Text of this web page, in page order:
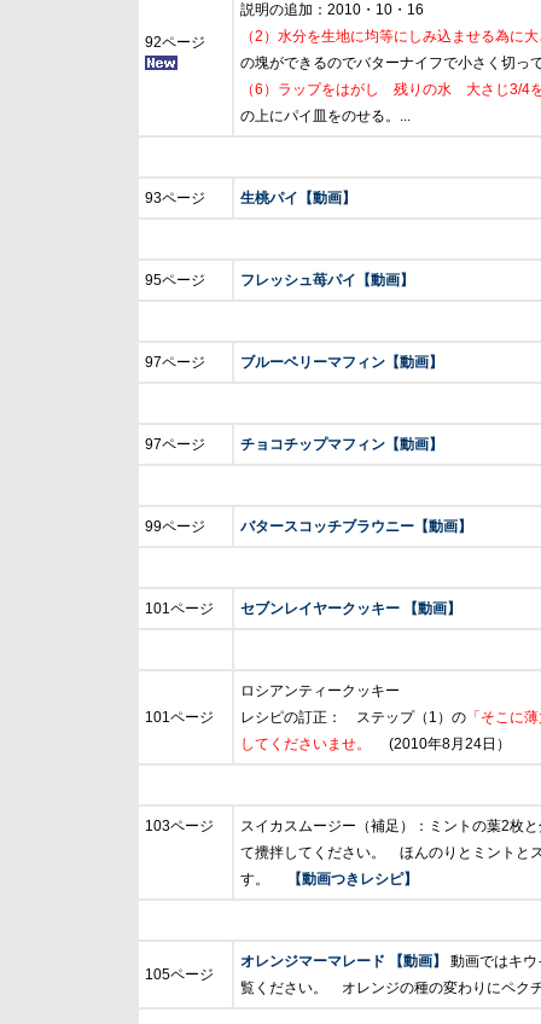
92ページ
説明の追加：2010・10・16
（2）水分を生地に均等にしみ込ませる為に
の塊ができるのでバターナイフで小さく切っ
（6）ラップをはがし 残りの水 大さじ3/4
の上にパイ皿をのせる。...
93ページ 生桃パイ【動画】
95ページ フレッシュ苺パイ【動画】
97ページ ブルーベリーマフィン【動画】
97ページ チョコチップマフィン【動画】
99ページ バタースコッチブラウニー【動画】
101ページ セブンレイヤークッキー 【動画】
101ページ
ロシアンティークッキー
レシピの訂正： ステップ（1）の 「そこに
してくださいませ。
(2010年8月24日）
103ページ
スイカスムージー（補足）：ミントの葉2枚
て攪拌してください。 ほんのりとミントと
す。
【動画つきレシピ】
105ページ
オレンジマーマレード 【動画】
動画ではキ
覧ください。 オレンジの種の変わりにペク